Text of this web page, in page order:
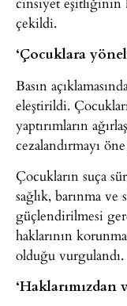
çekildi.
‘Çocuklara
Basın
eleştirildi.
yaptırımların
cezalandırmayı
Çocukların suça
sağlık, barınma ve
güçlendirilmesi
haklarının
olduğu vurgulandı.
‘Haklarımızdan